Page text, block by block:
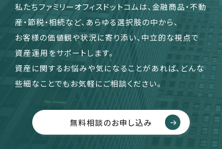
関連書籍
メールマガジン登録
よくある質問
私たちファミリーオフィスドットコムは、金融商品・不動
産・節税・相続など、あらゆる選択肢の中から、
お客様の価値観や状況に寄り添い、中立的な視点で
資産運用をサポートします。
資産に関するお悩みや気になることがあれば、どんな
些細なことでもお気軽にご相談ください。
無料相談のお申し込み